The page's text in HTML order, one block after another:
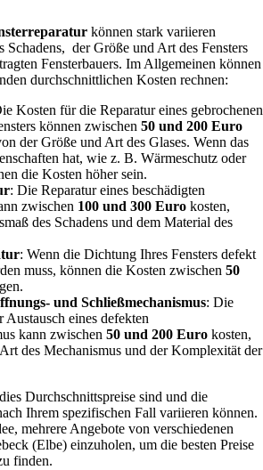
können stark variieren
Schadens, der Größe und Art des Fensters
Fensterbauers. Im Allgemeinen können
durchschnittlichen Kosten rechnen:
Kosten für die Reparatur eines gebrochenen
können zwischen50 und 200 Euro
der Größe und Art des Glases. Wenn das
hat, wie z. B. Wärmeschutz oder
die Kosten höher sein.
: Die Reparatur eines beschädigten
zwischen 100 und 300 Euro kosten,
des Schadens und dem Material des
: Wenn die Dichtung Ihres Fensters defekt
muss, können die Kosten zwischen 50
und Schließmechanismus: Die
Austausch eines defekten
kann zwischen50 und 200 Euro kosten,
des Mechanismus und der Komplexität der
Durchschnittspreise sind und die
Ihrem spezifischen Fall variieren können.
mehrere Angebote von verschiedenen
(Elbe) einzuholen, um die besten Preise
finden.